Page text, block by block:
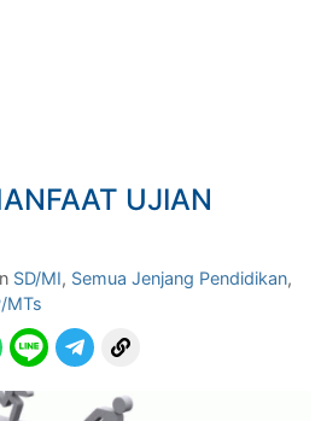
UJIAN
SD/MI, Semua Jenjang Pendidikan,
MTs